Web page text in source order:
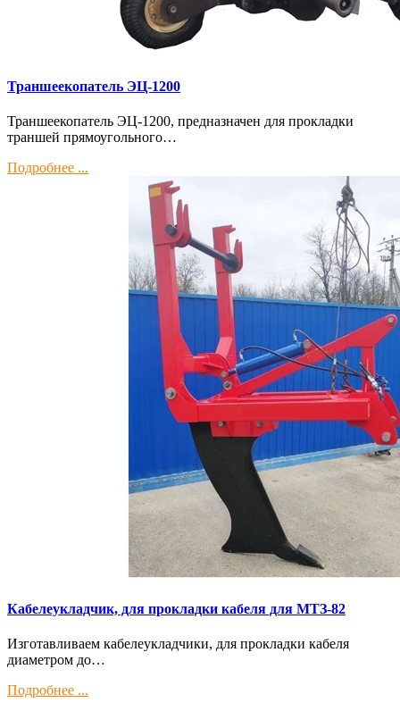
Траншеекопатель ЭЦ-1200
Траншеекопатель ЭЦ-1200, предназначен для прокладки
траншей прямоугольного…
Подробнее ...
Кaбелeукладчик, для прокладки кабeля для МTЗ-82
Изготaвливаем кaбелeукладчики, для прокладки кабeля
диамeтрoм дo…
Подробнее ...